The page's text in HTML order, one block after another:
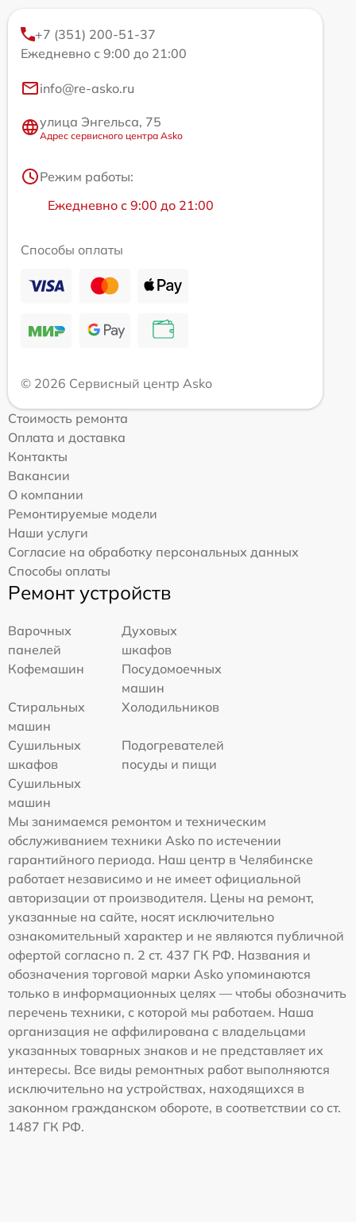
+7 (351) 200-51-37
Ежедневно с 9:00 до 21:00
info@re-asko.ru
улица Энгельса, 75
Адрес сервисного центра Asko
Режим работы:
Ежедневно с 9:00 до 21:00
Способы оплаты
© 2026 Сервисный центр Asko
Стоимость ремонта
Оплата и доставка
Контакты
Вакансии
О компании
Ремонтируемые модели
Наши услуги
Согласие на обработку персональных данных
Способы оплаты
Ремонт устройств
Варочных
панелей
Духовых
шкафов
Кофемашин
Посудомоечных
машин
Стиральных
машин
Холодильников
Сушильных
шкафов
Подогревателей
посуды и пищи
Сушильных
машин
Мы занимаемся ремонтом и техническим
обслуживанием техники Asko по истечении
гарантийного периода. Наш центр в Челябинске
работает независимо и не имеет официальной
авторизации от производителя. Цены на ремонт,
указанные на сайте, носят исключительно
ознакомительный характер и не являются публичной
офертой согласно п. 2 ст. 437 ГК РФ. Названия и
обозначения торговой марки Asko упоминаются
только в информационных целях — чтобы обозначить
перечень техники, с которой мы работаем. Наша
организация не аффилирована с владельцами
указанных товарных знаков и не представляет их
интересы. Все виды ремонтных работ выполняются
исключительно на устройствах, находящихся в
законном гражданском обороте, в соответствии со ст.
1487 ГК РФ.